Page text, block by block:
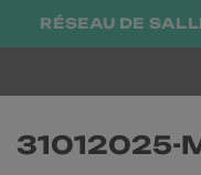
PasserRÉSEAU DE
31012025-